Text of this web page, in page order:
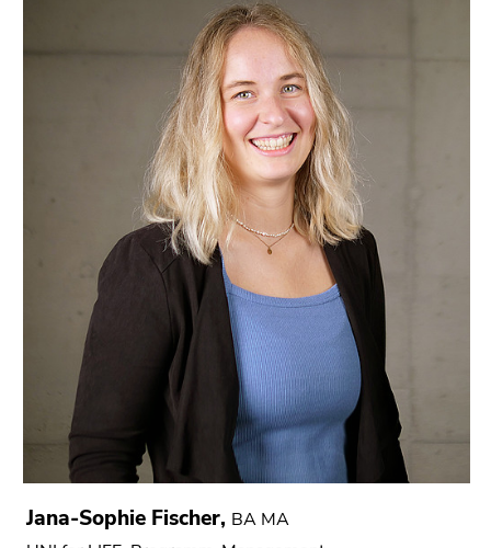
Jana-Sophie Fischer, BA MA